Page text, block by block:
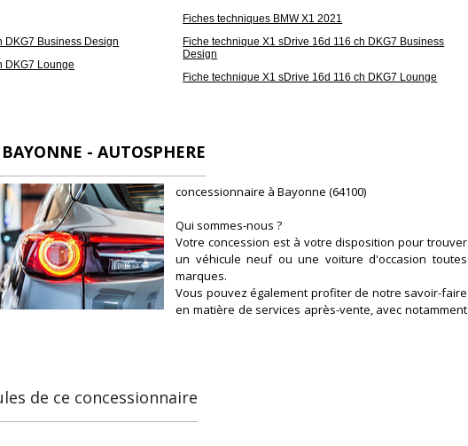
DKG7 Business Design
DKG7 Lounge
Fiches techniques BMW X1 2021
Fiche technique X1 sDrive 16d 116 ch DKG7 Business
Design
Fiche technique X1 sDrive 16d 116 ch DKG7 Lounge
- AUTOSPHERE
concessionnaire à Bayonne (64100)
Qui sommes-nous ?
Votre concession est à votre disposition pour trouver
un véhicule neuf ou une voiture d'occasion toutes
marques.
Vous pouvez également profiter de notre savoir-faire
en matière de services après-vente, avec notamment
véhicules d'occasion.
reconnus parmi un réseau de 250 concessions, avec
de ce concessionnaire